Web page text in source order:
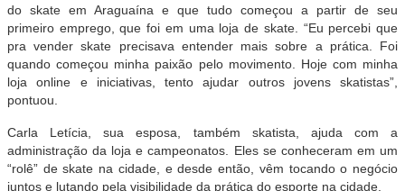
do skate em Araguaína e que tudo começou a partir de seu
primeiro emprego, que foi em uma loja de skate. “Eu percebi que
pra vender skate precisava entender mais sobre a prática. Foi
quando começou minha paixão pelo movimento. Hoje com minha
loja online e iniciativas, tento ajudar outros jovens skatistas”,
pontuou.
Carla Letícia, sua esposa, também skatista, ajuda com a
administração da loja e campeonatos. Eles se conheceram em um
“rolê” de skate na cidade, e desde então, vêm tocando o negócio
juntos e lutando pela visibilidade da prática do esporte na cidade.